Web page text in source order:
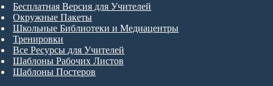
Бесплатная Версия для Учителей
Окружные Пакеты
Школьные Библиотеки и Медиацентры
Тренировки
Все Ресурсы для Учителей
Шаблоны Рабочих Листов
Шаблоны Постеров